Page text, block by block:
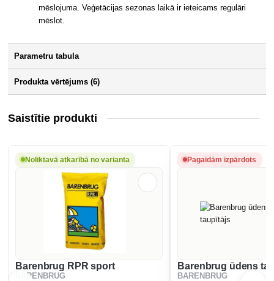
mēslojuma. Veģetācijas sezonas laikā ir ieteicams regulāri
mēslot.
Parametru tabula
Produkta vērtējums (6)
Saistītie produkti
Noliktavā atkarībā no varianta
Barenbrug RPR sport
BARENBRUG
Pagaidām izpārdots
Barenbrug ūdens
BARENBRUG